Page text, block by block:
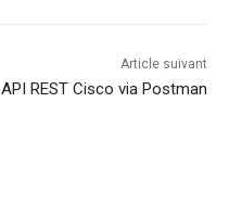
Article suivant
API REST Cisco via Postman